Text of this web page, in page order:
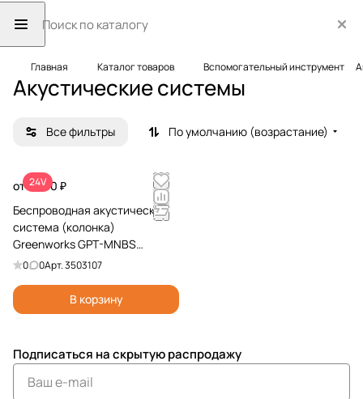
Главная Каталог товаров Вспомогательный инструмент
Акустические системы
Все фильтры По умолчанию (возрастание)
24V
от 7 990 ₽
Беспроводная акустическая
система (колонка)
Greenworks GPT-MNBS
24V/220V 3503107
0 0Арт.3503107
В корзину
Подписаться на скрытую распродажу